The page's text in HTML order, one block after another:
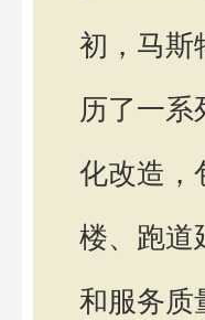
初，马斯
历了一系
化改造，
楼、跑道
和服务质